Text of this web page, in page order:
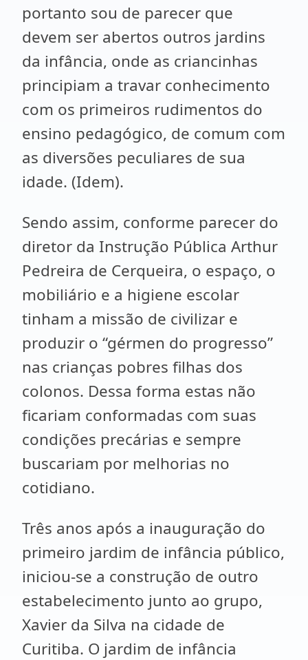
portanto sou de parecer que
devem ser abertos outros jardins
da infância, onde as criancinhas
principiam a travar conhecimento
com os primeiros rudimentos do
ensino pedagógico, de comum com
as diversões peculiares de sua
idade. (Idem).
Sendo assim, conforme parecer do
diretor da Instrução Pública Arthur
Pedreira de Cerqueira, o espaço, o
mobiliário e a higiene escolar
tinham a missão de civilizar e
produzir o “gérmen do progresso”
nas crianças pobres filhas dos
colonos. Dessa forma estas não
ficariam conformadas com suas
condições precárias e sempre
buscariam por melhorias no
cotidiano.
Três anos após a inauguração do
primeiro jardim de infância público,
iniciou-se a construção de outro
estabelecimento junto ao grupo,
Xavier da Silva na cidade de
Curitiba. O jardim de infância